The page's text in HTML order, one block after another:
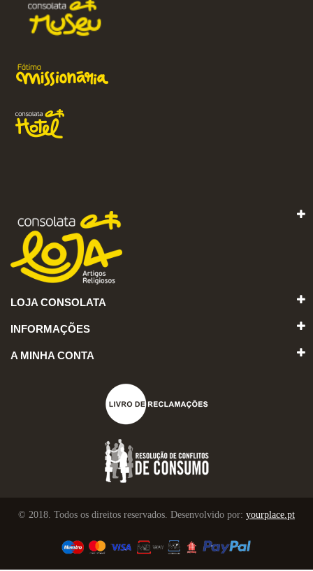
LOJA CONSOLATA
INFORMAÇÕES
A MINHA CONTA
© 2018. Todos os direitos reservados. Desenvolvido por: yourplace.pt